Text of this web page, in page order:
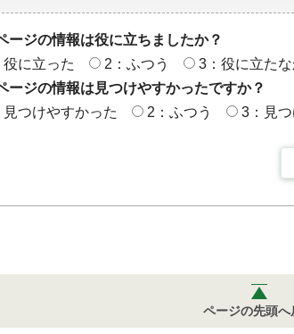
ージの情報は役に立ちましたか？
役に立った
2：ふつう
3：役に立た
ージの情報は見つけやすかったですか？
見つけやすかった
2：ふつう 3：見
ページの先頭へ